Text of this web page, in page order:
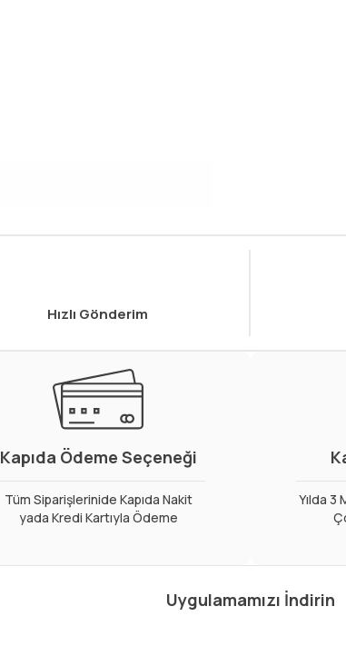
Hızlı Gönderim
Kapıda Ödeme Seçeneği
Tüm Siparişlerinide Kapıda Nakit
yada Kredi Kartıyla Ödeme
Yılda 3
Uygulamamızı İndirin